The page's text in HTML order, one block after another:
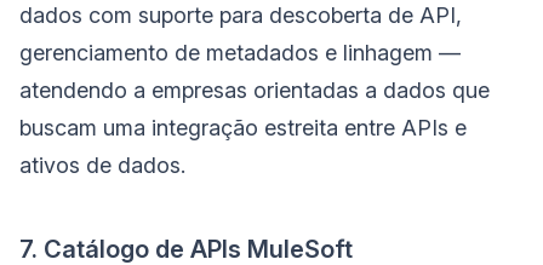
dados com suporte para descoberta de API,
gerenciamento de metadados e linhagem —
atendendo a empresas orientadas a dados que
buscam uma integração estreita entre APIs e
ativos de dados.
7. Catálogo de APIs MuleSoft